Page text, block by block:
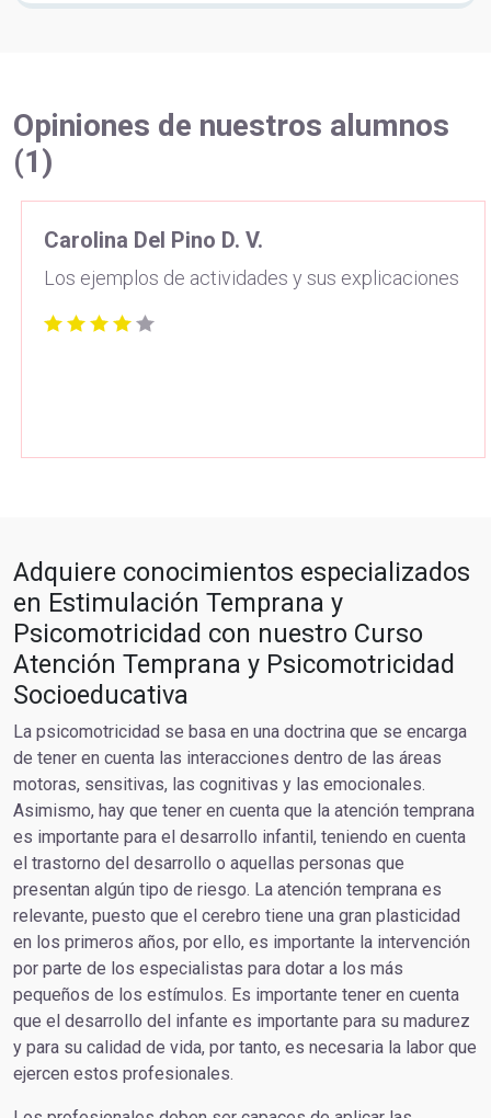
Opiniones de nuestros alumnos
(1)
Carolina Del Pino D. V.
Los ejemplos de actividades y sus explicaciones
Adquiere conocimientos especializados
en Estimulación Temprana y
Psicomotricidad con nuestro Curso
Atención Temprana y Psicomotricidad
Socioeducativa
La psicomotricidad se basa en una doctrina que se encarga
de tener en cuenta las interacciones dentro de las áreas
motoras, sensitivas, las cognitivas y las emocionales.
Asimismo, hay que tener en cuenta que la atención temprana
es importante para el desarrollo infantil, teniendo en cuenta
el trastorno del desarrollo o aquellas personas que
presentan algún tipo de riesgo. La atención temprana es
relevante, puesto que el cerebro tiene una gran plasticidad
en los primeros años, por ello, es importante la intervención
por parte de los especialistas para dotar a los más
pequeños de los estímulos. Es importante tener en cuenta
que el desarrollo del infante es importante para su madurez
y para su calidad de vida, por tanto, es necesaria la labor que
ejercen estos profesionales.